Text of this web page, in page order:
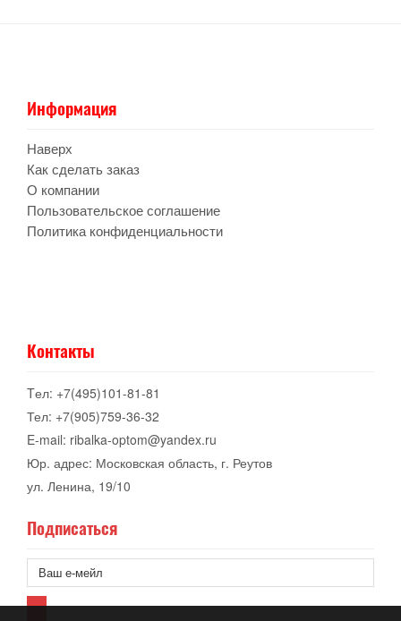
Информация
Наверх
Как сделать заказ
О компании
Пользовательское соглашение
Политика конфиденциальности
Контакты
Tел: +7(495)101-81-81
Тел: +7(905)759-36-32
E-mail: ribalka-optom@yandex.ru
Юр. адрес: Московская область, г. Реутов
ул. Ленина, 19/10
Подписаться